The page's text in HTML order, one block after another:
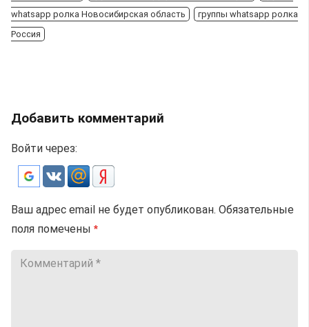
whatsapp ролка Новосибирская область
группы whatsapp ролка
Россия
Добавить комментарий
Войти через:
Ваш адрес email не будет опубликован. Обязательные
поля помечены *